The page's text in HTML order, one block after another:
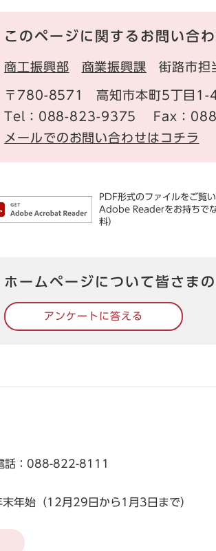
このページに関するお問い合
商工振興部 商業振興課 街路市担
〒780-8571 高知市本町5丁目
Tel：088-823-9375
Fax：
メールでのお問い合わせはコチラ
PDF形式のファイルをご覧
Adobe Readerをお持ちで
料）
ホームページについて皆さま
アンケートに答える
話：088-822-8111
年始（12月29日から1月3日まで）